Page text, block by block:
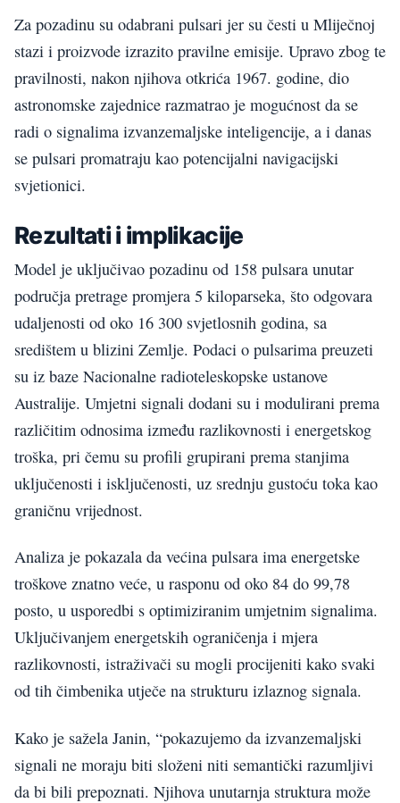
Za pozadinu su odabrani pulsari jer su česti u Mliječnoj
stazi i proizvode izrazito pravilne emisije. Upravo zbog te
pravilnosti, nakon njihova otkrića 1967. godine, dio
astronomske zajednice razmatrao je mogućnost da se
radi o signalima izvanzemaljske inteligencije, a i danas
se pulsari promatraju kao potencijalni navigacijski
svjetionici.
Rezultati i implikacije
Model je uključivao pozadinu od 158 pulsara unutar
područja pretrage promjera 5 kiloparseka, što odgovara
udaljenosti od oko 16 300 svjetlosnih godina, sa
središtem u blizini Zemlje. Podaci o pulsarima preuzeti
su iz baze Nacionalne radioteleskopske ustanove
Australije. Umjetni signali dodani su i modulirani prema
različitim odnosima između razlikovnosti i energetskog
troška, pri čemu su profili grupirani prema stanjima
uključenosti i isključenosti, uz srednju gustoću toka kao
graničnu vrijednost.
Analiza je pokazala da većina pulsara ima energetske
troškove znatno veće, u rasponu od oko 84 do 99,78
posto, u usporedbi s optimiziranim umjetnim signalima.
Uključivanjem energetskih ograničenja i mjera
razlikovnosti, istraživači su mogli procijeniti kako svaki
od tih čimbenika utječe na strukturu izlaznog signala.
Kako je sažela Janin, “pokazujemo da izvanzemaljski
signali ne moraju biti složeni niti semantički razumljivi
da bi bili prepoznati. Njihova unutarnja struktura može